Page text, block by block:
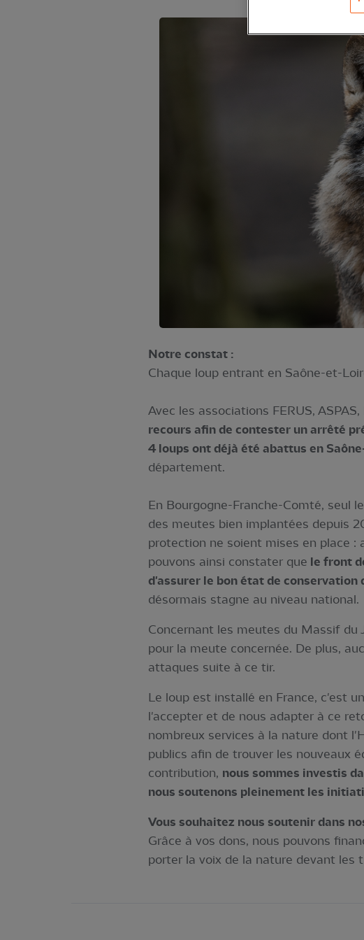
Notre constat :
Chaque loup entrant en Saône-et-
Avec les associations FERUS,
recours afin de contester un arrêté
4 loups ont déjà été abattus en
département.
En Bourgogne-Franche-Comté, seul
des meutes bien implantées depuis
protection ne soient mises en place
pouvons ainsi constater que le front
d'assurer le bon état de conservation
désormais stagne au niveau national.
Concernant les meutes du Massif
pour la meute concernée. De plus,
attaques suite à ce tir.
Le loup est installé en France, c'est
l'accepter et de nous adapter à ce
nombreux services à la nature dont
publics afin de trouver les nouveaux
contribution, nous sommes investis
nous soutenons pleinement les
Vous souhaitez nous soutenir dans
Grâce à vos dons, nous pouvons
porter la voix de la nature devant les